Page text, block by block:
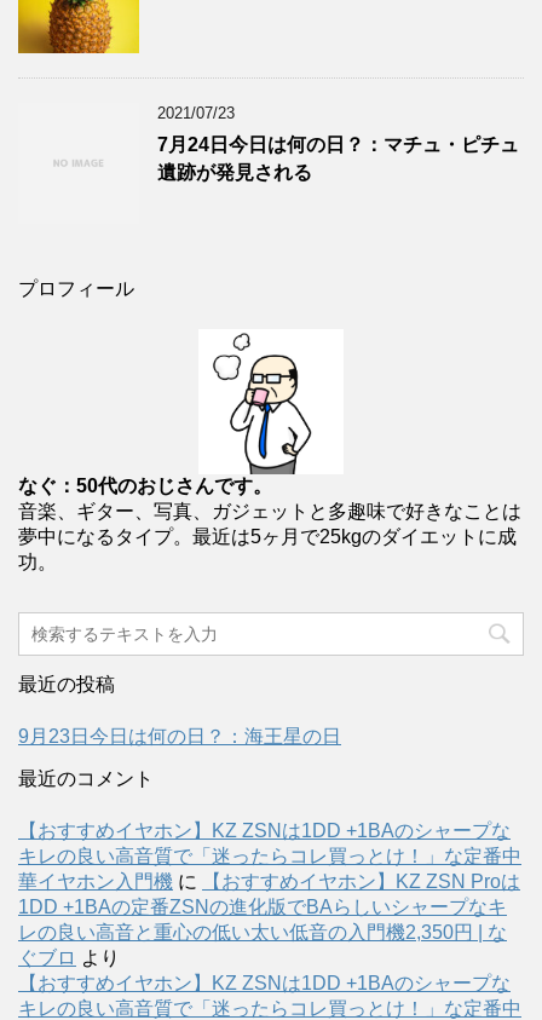
2021/07/23
7月24日今日は何の日？：マチュ・ピチュ
遺跡が発見される
プロフィール
なぐ：50代のおじさんです。
音楽、ギター、写真、ガジェットと多趣味で好きなことは
夢中になるタイプ。最近は5ヶ月で25kgのダイエットに成
功。
最近の投稿
9月23日今日は何の日？：海王星の日
最近のコメント
【おすすめイヤホン】KZ ZSNは1DD +1BAのシャープな
キレの良い高音質で「迷ったらコレ買っとけ！」な定番中
華イヤホン入門機 に
【おすすめイヤホン】KZ ZSN Proは
1DD +1BAの定番ZSNの進化版でBAらしいシャープなキ
レの良い高音と重心の低い太い低音の入門機2,350円 | な
ぐブロ より
【おすすめイヤホン】KZ ZSNは1DD +1BAのシャープな
キレの良い高音質で「迷ったらコレ買っとけ！」な定番中